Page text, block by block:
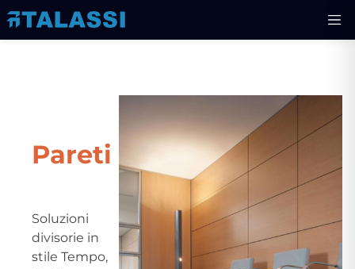
Pareti
Soluzioni
divisorie in
stile Tempo,